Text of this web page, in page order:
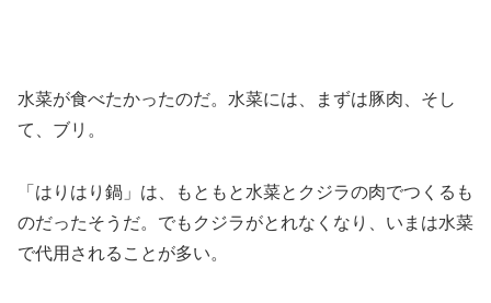
水菜が食べたかったのだ。水菜には、まずは豚肉、そし
て、ブリ。
「はりはり鍋」は、もともと水菜とクジラの肉でつくるも
のだったそうだ。でもクジラがとれなくなり、いまは水菜
で代用されることが多い。